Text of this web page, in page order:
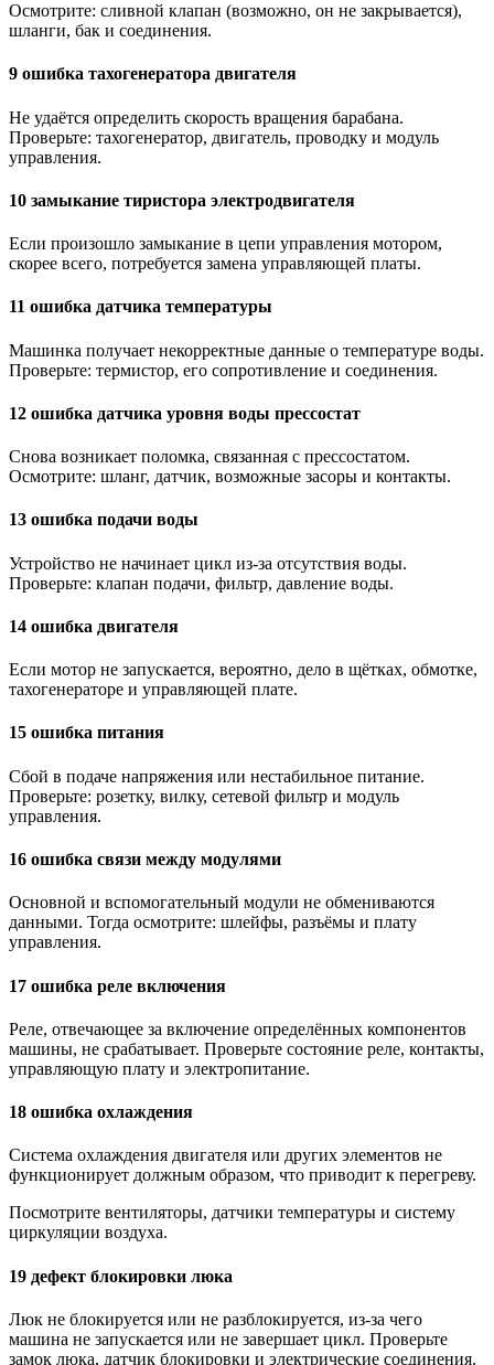
Осмотрите: сливной клапан (возможно, он не закрывается),
шланги, бак и соединения.
9 ошибка тахогенератора двигателя
Не удаётся определить скорость вращения барабана.
Проверьте: тахогенератор, двигатель, проводку и модуль
управления.
10 замыкание тиристора электродвигателя
Если произошло замыкание в цепи управления мотором,
скорее всего, потребуется замена управляющей платы.
11 ошибка датчика температуры
Машинка получает некорректные данные о температуре воды.
Проверьте: термистор, его сопротивление и соединения.
12 ошибка датчика уровня воды прессостат
Снова возникает поломка, связанная с прессостатом.
Осмотрите: шланг, датчик, возможные засоры и контакты.
13 ошибка подачи воды
Устройство не начинает цикл из-за отсутствия воды.
Проверьте: клапан подачи, фильтр, давление воды.
14 ошибка двигателя
Если мотор не запускается, вероятно, дело в щётках, обмотке,
тахогенераторе и управляющей плате.
15 ошибка питания
Сбой в подаче напряжения или нестабильное питание.
Проверьте: розетку, вилку, сетевой фильтр и модуль
управления.
16 ошибка связи между модулями
Основной и вспомогательный модули не обмениваются
данными. Тогда осмотрите: шлейфы, разъёмы и плату
управления.
17 ошибка реле включения
Реле, отвечающее за включение определённых компонентов
машины, не срабатывает. Проверьте состояние реле, контакты,
управляющую плату и электропитание.
18 ошибка охлаждения
Система охлаждения двигателя или других элементов не
функционирует должным образом, что приводит к перегреву.
Посмотрите вентиляторы, датчики температуры и систему
циркуляции воздуха.
19 дефект блокировки люка
Люк не блокируется или не разблокируется, из-за чего
машина не запускается или не завершает цикл. Проверьте
замок люка, датчик блокировки и электрические соединения.